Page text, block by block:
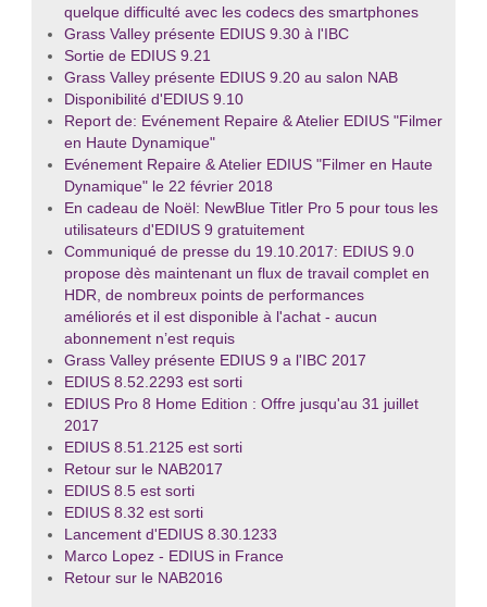
quelque difficulté avec les codecs des smartphones
Grass Valley présente EDIUS 9.30 à l'IBC
Sortie de EDIUS 9.21
Grass Valley présente EDIUS 9.20 au salon NAB
Disponibilité d'EDIUS 9.10
Report de: Evénement Repaire & Atelier EDIUS "Filmer
en Haute Dynamique"
Evénement Repaire & Atelier EDIUS "Filmer en Haute
Dynamique" le 22 février 2018
En cadeau de Noël: NewBlue Titler Pro 5 pour tous les
utilisateurs d'EDIUS 9 gratuitement
Communiqué de presse du 19.10.2017: EDIUS 9.0
propose dès maintenant un flux de travail complet en
HDR, de nombreux points de performances
améliorés et il est disponible à l'achat - aucun
abonnement n’est requis
Grass Valley présente EDIUS 9 a l'IBC 2017
EDIUS 8.52.2293 est sorti
EDIUS Pro 8 Home Edition : Offre jusqu'au 31 juillet
2017
EDIUS 8.51.2125 est sorti
Retour sur le NAB2017
EDIUS 8.5 est sorti
EDIUS 8.32 est sorti
Lancement d'EDIUS 8.30.1233
Marco Lopez - EDIUS in France
Retour sur le NAB2016